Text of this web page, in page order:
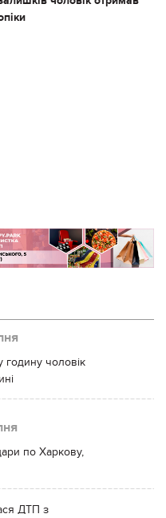
годину чоловік
по Харкову,
ДТП з